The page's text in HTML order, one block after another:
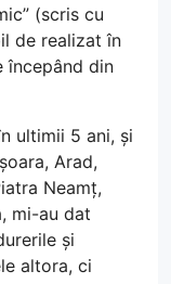
(scris cu
de realizat în
începând din
ultimii 5 ani, și
Arad,
Neamț,
mi-au dat
și
altora, ci